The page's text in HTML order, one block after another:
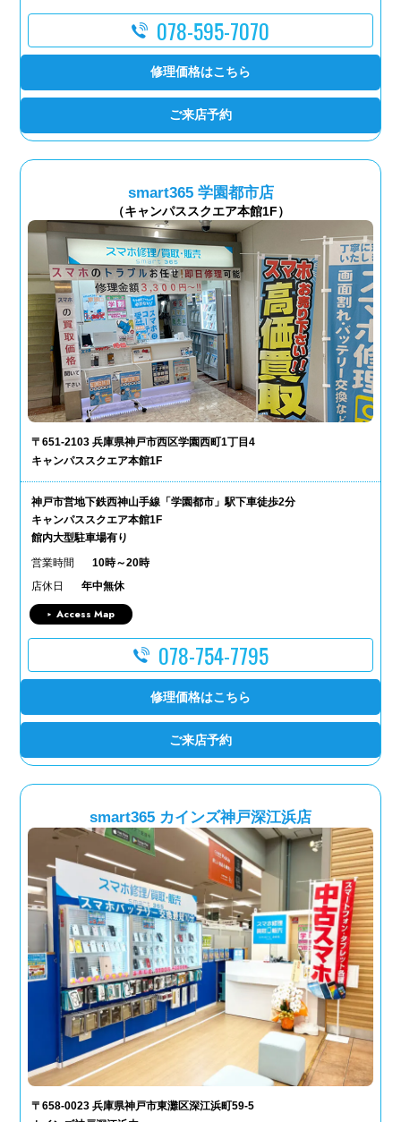
078-595-7070
修理価格はこちら
ご来店予約
smart365 学園都市店
（キャンパススクエア本館1F）
〒651-2103 兵庫県神戸市西区学園西町1丁目4
キャンパススクエア本館1F
神戸市営地下鉄西神山手線「学園都市」駅下車徒歩2分
キャンパススクエア本館1F
館内大型駐車場有り
営業時間
10時～20時
店休日
年中無休
Access Map
078-754-7795
修理価格はこちら
ご来店予約
smart365 カインズ神戸深江浜店
〒658-0023 兵庫県神戸市東灘区深江浜町59-5